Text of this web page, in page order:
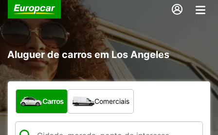
Aluguer de carros em Los Angeles
Que tipo de veículo pretende?
Carros Comerciais